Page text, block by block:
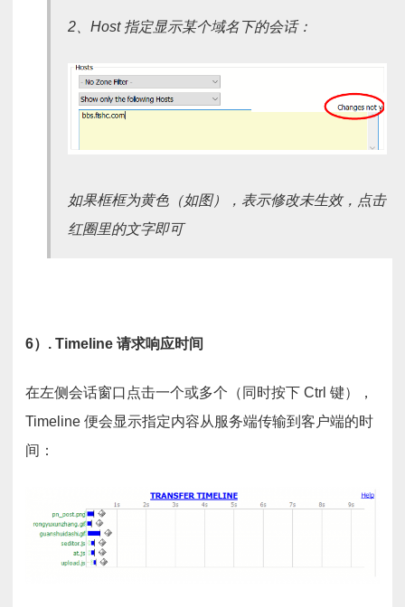
2、Host 指定显示某个域名下的会话：
如果框框为黄色（如图），表示修改未生效，点击
红圈里的文字即可
6）. Timeline 请求响应时间
在左侧会话窗口点击一个或多个（同时按下 Ctrl 键），
Timeline 便会显示指定内容从服务端传输到客户端的时
间：